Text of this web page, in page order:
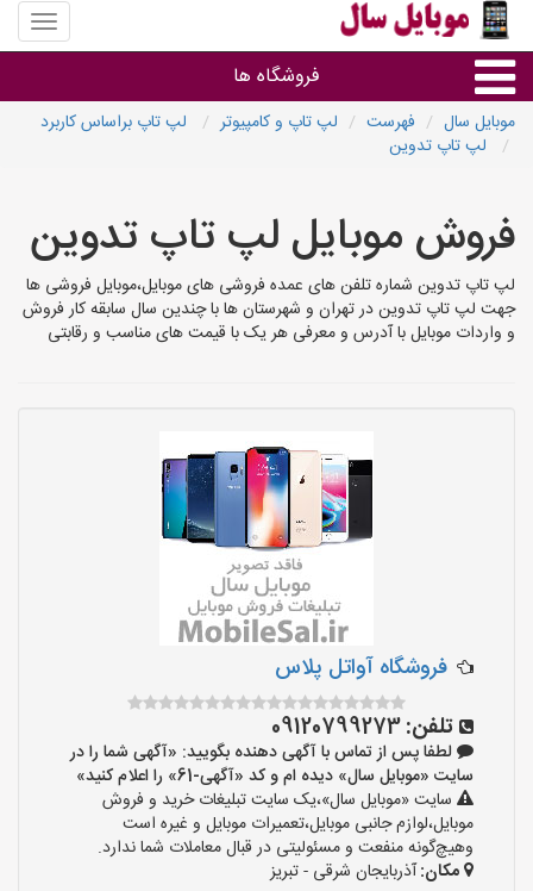
منوی
سایت
سال
فروشگاه ها
سایر گروه ها
فروشگاه های موبایل
موبایل سال فهرست لپ تاپ و کامپیوتر
لپ تاپ براساس کاربرد
لپ تاپ تدوین
فروش موبایل لپ تاپ تدوین
لپ تاپ تدوین شماره تلفن های عمده فروشی های موبایل،موبایل فروشی ها
جهت لپ تاپ تدوین در تهران و شهرستان ها با چندین سال سابقه کار فروش
و واردات موبایل با آدرس و معرفی هر یک با قیمت های مناسب و رقابتی
فروشگاه آواتل پلاس
تلفن:09120799273
لطفا پس از تماس با آگهی دهنده بگویید: «آگهی شما را در
سایت «موبایل سال» دیده ام و کد «آگهی-61» را اعلام کنید»
سایت «موبایل سال»،یک سایت تبلیغات خرید و فروش
موبایل،لوازم جانبی موبایل،تعمیرات موبایل و غیره است
وهیچ‌گونه منفعت و مسئولیتی در قبال معاملات شما ندارد.
مکان:آذربایجان شرقی - تبریز